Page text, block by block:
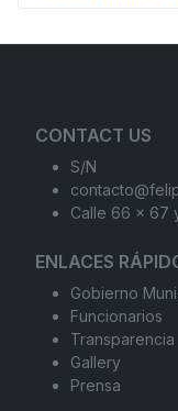
CONTACT US
S/N
Calle 66 x 67
ENLACES
Gobierno
Funcionarios
Transparencia
Gallery
Prensa